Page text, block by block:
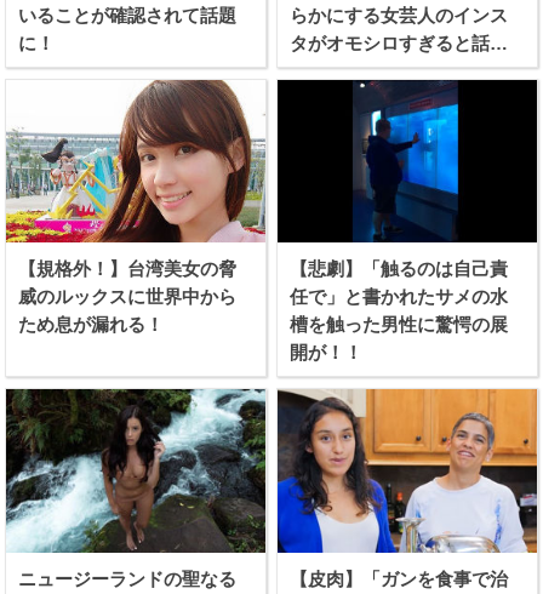
いることが確認されて話題
に！
らかにする女芸人のインス
タがオモシロすぎると話題
に！
【規格外！】台湾美女の脅
威のルックスに世界中から
ため息が漏れる！
【悲劇】「触るのは自己責
任で」と書かれたサメの水
槽を触った男性に驚愕の展
開が！！
ニュージーランドの聖なる
【皮肉】「ガンを食事で治